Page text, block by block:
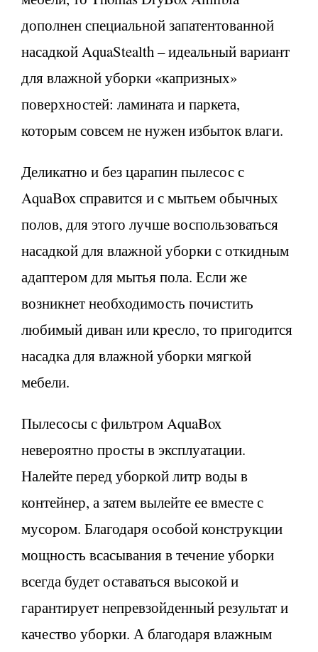
дополнен специальной запатентованной
насадкой AquaStealth – идеальный вариант
для влажной уборки «капризных»
поверхностей: ламината и паркета,
которым совсем не нужен избыток влаги.
Деликатно и без царапин пылесос с
AquaBox справится и с мытьем обычных
полов, для этого лучше воспользоваться
насадкой для влажной уборки с откидным
адаптером для мытья пола. Если же
возникнет необходимость почистить
любимый диван или кресло, то пригодится
насадка для влажной уборки мягкой
мебели.
Пылесосы с фильтром AquaBox
невероятно просты в эксплуатации.
Налейте перед уборкой литр воды в
контейнер, а затем вылейте ее вместе с
мусором. Благодаря особой конструкции
мощность всасывания в течение уборки
всегда будет оставаться высокой и
гарантирует непревзойденный результат и
качество уборки. А благодаря влажным